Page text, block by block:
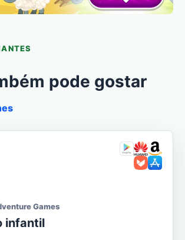
pode gostar
Games
infantil